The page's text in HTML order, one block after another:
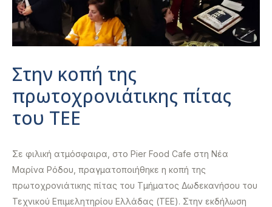
Στην κοπή της
πρωτοχρονιάτικης πίτας
του ΤΕΕ
Σε φιλική ατμόσφαιρα, στο Pier Food Cafe στη Νέα
Μαρίνα Ρόδου, πραγματοποιήθηκε η κοπή της
πρωτοχρονιάτικης πίτας του Τμήματος Δωδεκανήσου του
Τεχνικού Επιμελητηρίου Ελλάδας (ΤΕΕ). Στην εκδήλωση